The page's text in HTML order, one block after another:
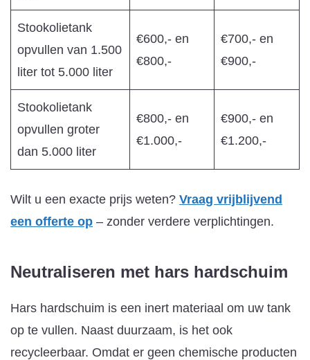
Stookolietank
opvullen van 1.500
liter tot 5.000 liter
€600,- en
€800,-
€700,- en
€900,-
Stookolietank
opvullen groter
dan 5.000 liter
€800,- en
€1.000,-
€900,- en
€1.200,-
Wilt u een exacte prijs weten? Vraag vrijblijvend
een offerte op – zonder verdere verplichtingen.
Neutraliseren met hars hardschuim
Hars hardschuim is een inert materiaal om uw tank
op te vullen. Naast duurzaam, is het ook
recycleerbaar. Omdat er geen chemische producten